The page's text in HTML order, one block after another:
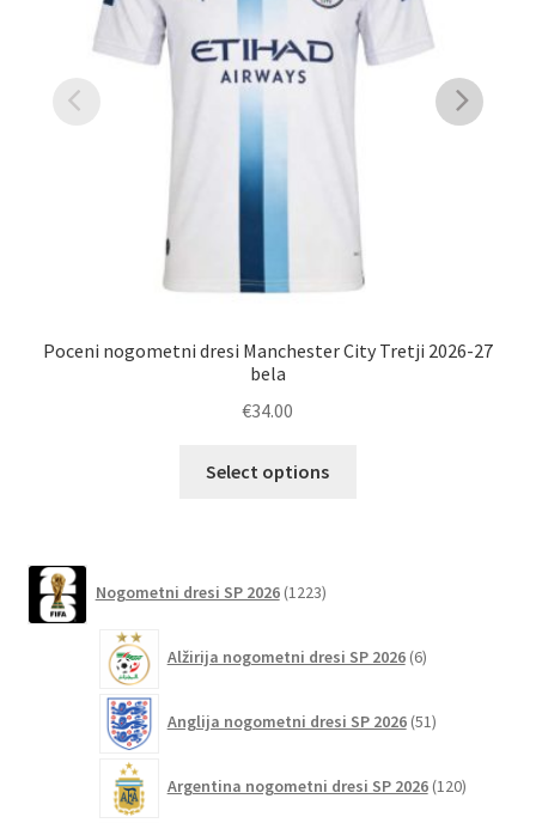
Poceni nogometni dresi Manchester City Tretji 2026-27
bela
€34.00
Select options
izberete
strani
Nogometni dresi SP 2026 1223izdelkov
Alžirija nogometni dresi SP 2026 6izdelkov
Anglija nogometni dresi SP 2026 51izdelkov
Argentina nogometni dresi SP 2026 120izdelkov